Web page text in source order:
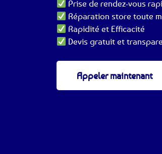
Prise de rendez-vous
Réparation store toute
Rapidité et Efficacité
Devis gratuit et
Appeler maintenant